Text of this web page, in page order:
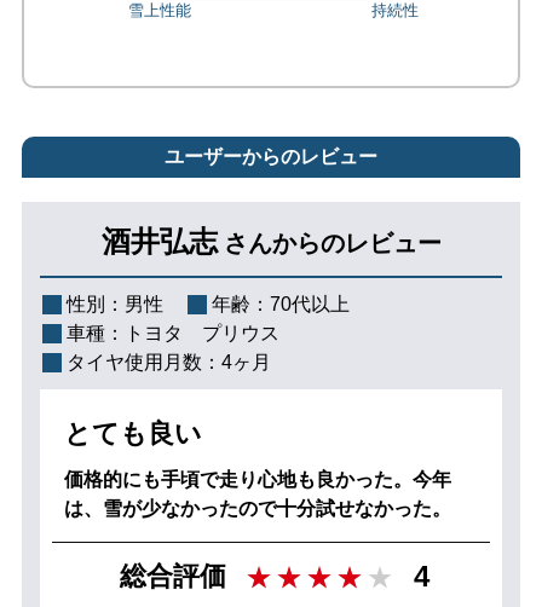
ユーザーからのレビュー
酒井弘志 さんからのレビュー
性別： 男性 年齢： 70代以上
車種：
トヨタ プリウス
タイヤ使用月数： 4ヶ月
とても良い
価格的にも手頃で走り心地も良かった。今年
は、雪が少なかったので十分試せなかった。
総合評価 4